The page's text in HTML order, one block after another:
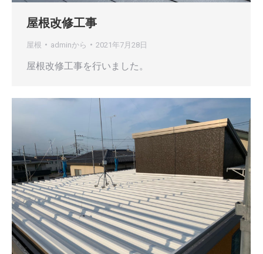
屋根改修工事
屋根 adminから 2021年7月28日
屋根改修工事を行いました。